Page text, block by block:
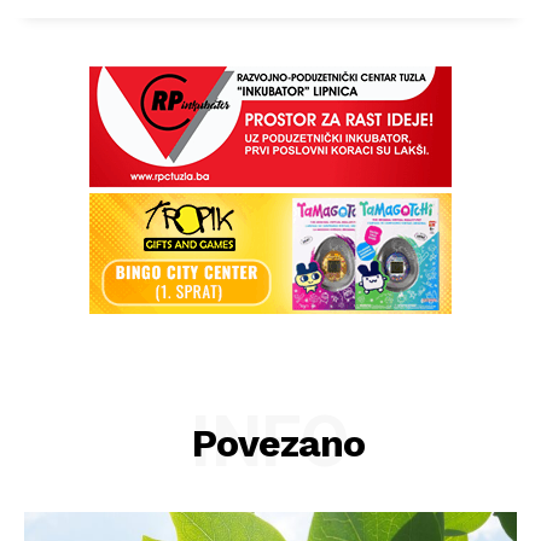
Povezano
INFO